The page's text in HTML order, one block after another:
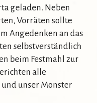
geladen. Neben
Vorräten sollte
Angedenken an das
selbstverständlich
beim Festmahl zur
alle
unser Monster